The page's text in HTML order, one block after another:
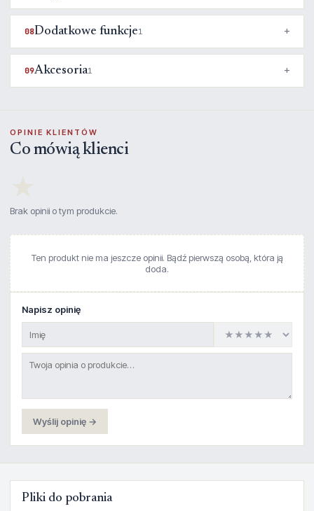
08Dodatkowe funkcje1
09Akcesoria1
OPINIE KLIENTÓW
Co mówią klienci
Brak opinii o tym produkcie.
Ten produkt nie ma jeszcze opinii. Bądź pierwszą osobą, która ją
doda.
Napisz opinię
Wyślij opinię →
Pliki do pobrania